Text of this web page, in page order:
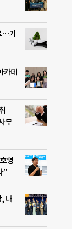
…기
카데
무
영
”
내